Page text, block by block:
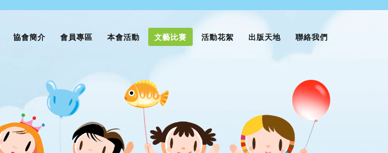
協會簡介 會員專區 本會活動 文藝比賽 活動花絮 出版天地 聯絡我們